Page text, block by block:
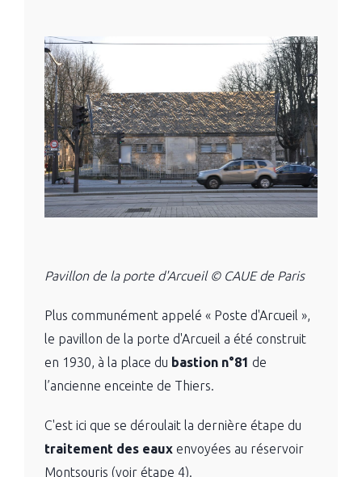
Pavillon de la porte d'Arcueil © CAUE de Paris
Plus communément appelé « Poste d'Arcueil »,
le pavillon de la porte d'Arcueil a été construit
en 1930, à la place du bastion n°81 de
l’ancienne enceinte de Thiers.
C'est ici que se déroulait la dernière étape du
traitement des eaux envoyées au réservoir
Montsouris (voir étape 4).